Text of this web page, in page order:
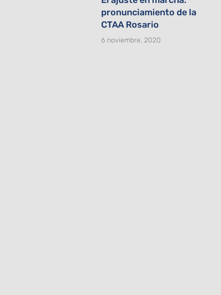
pronunciamiento de la
CTAA Rosario
6 noviembre, 2020